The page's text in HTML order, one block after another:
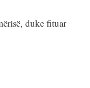
duke fituar